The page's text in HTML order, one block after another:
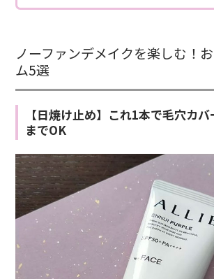
ノーファンデメイクを楽しむ！
ム5選
【日焼け止め】これ1本で毛穴カ
までOK